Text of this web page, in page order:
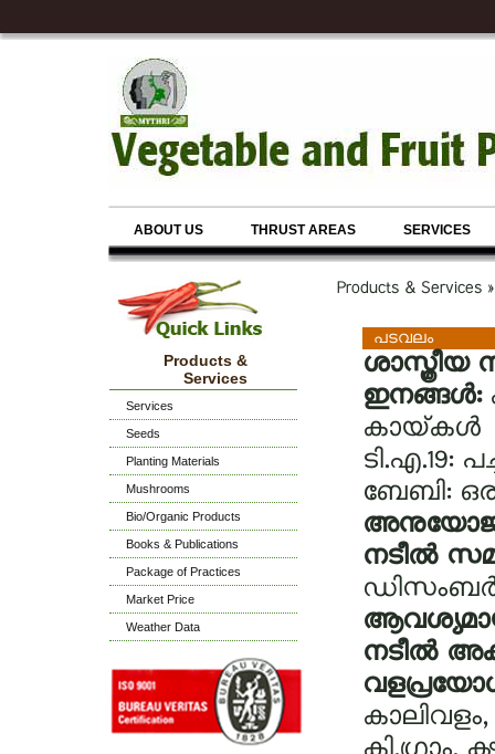
ABOUT US THRUST AREAS SERVICES
Products &
Services
Services
Seeds
Planting Materials
Mushrooms
Bio/Organic Products
Books & Publications
Package of Practices
Market Price
Weather Data
Products &
പടവലം
ശാസ്ത്രീയ
ഇനങ്ങള്‍:
കായ്‌കള്‍
ടി.എ.19:
ബേബി:
നടീല്‍
നടീല്‍
കാലിവളം,